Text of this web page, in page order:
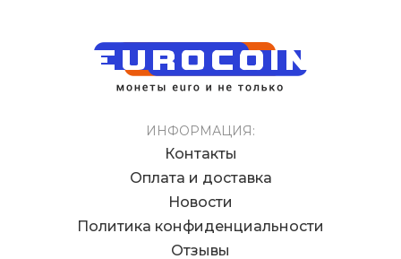
ИНФОРМАЦИЯ:
Контакты
Оплата и доставка
Новости
Политика конфиденциальности
Отзывы